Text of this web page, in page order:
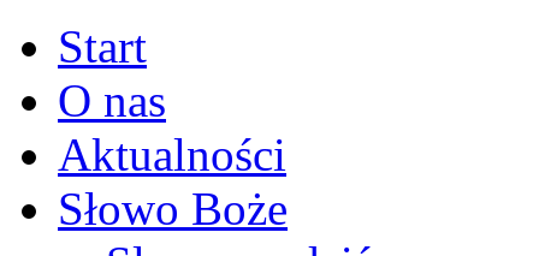
Start
O nas
Aktualności
Słowo Boże